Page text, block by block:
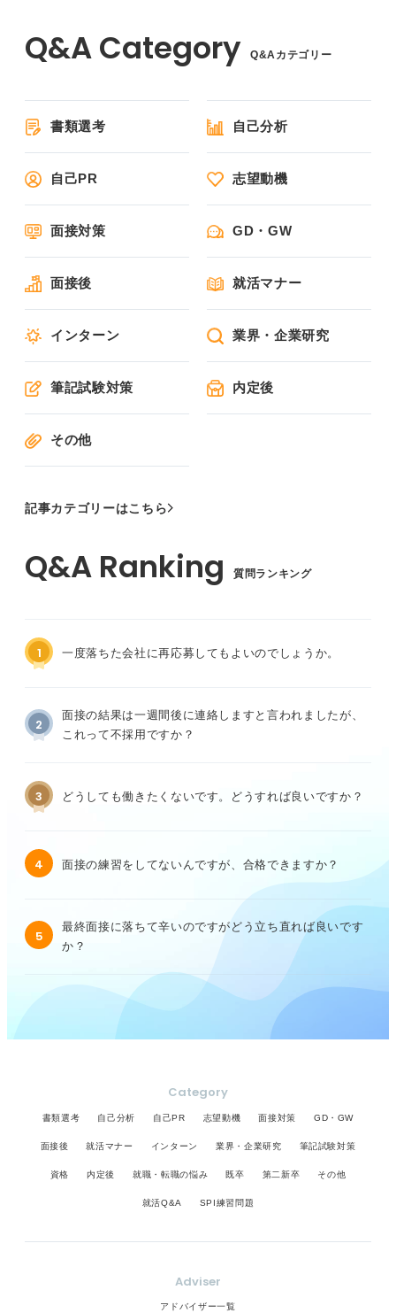
Q&Aカテゴリー
書類選考 自己分析
自己PR 志望動機
面接対策 GD・GW
面接後 就活マナー
インターン 業界・企業研究
筆記試験対策 内定後
その他
記事カテゴリーはこちら
質問ランキング
1 一度落ちた会社に再応募してもよいのでしょうか。
2
面接の結果は一週間後に連絡しますと言われましたが、
これって不採用ですか？
3 どうしても働きたくないです。どうすれば良いですか？
4 面接の練習をしてないんですが、合格できますか？
5
最終面接に落ちて辛いのですがどう立ち直れば良いです
か？
Category
書類選考 自己分析 自己PR 志望動機 面接対策 GD・GW
面接後 就活マナー インターン 業界・企業研究 筆記試験対策
資格 内定後 就職・転職の悩み 既卒 第二新卒 その他
就活Q&A SPI練習問題
Adviser
アドバイザー一覧